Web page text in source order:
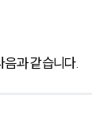
음과 같습니다.